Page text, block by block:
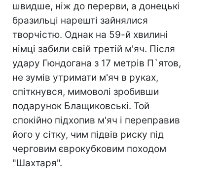
швидше, ніж до перерви, а донецькі
бразильці нарешті зайнялися
творчістю. Однак на 59-й хвилині
німці забили свій третій м'яч. Після
удару Гюндогана з 17 метрів П`ятов,
не зумів утримати м'яч в руках,
спіткнувся, мимоволі зробивши
подарунок Блащиковські. Той
спокійно підхопив м'яч і переправив
його у сітку, чим підвів риску під
черговим єврокубковим походом
"Шахтаря".